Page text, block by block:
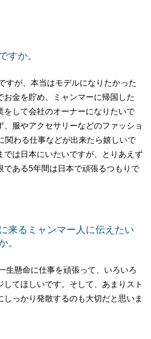
すか。
すが、本当はモデルになりたかった
お金を貯め、ミャンマーに帰国した
をして会社のオーナーになりたいで
、服やアクセサリーなどのファッショ
関わる仕事などが出来たら嬉しいで
では日本にいたいですが、とりあえず
である5年間は日本で頑張るつもりで
来るミャンマー人に伝えたい
。
生懸命に仕事を頑張って、いろいろ
してほしいです。そして、あまりスト
しっかり発散するのも大切だと思いま